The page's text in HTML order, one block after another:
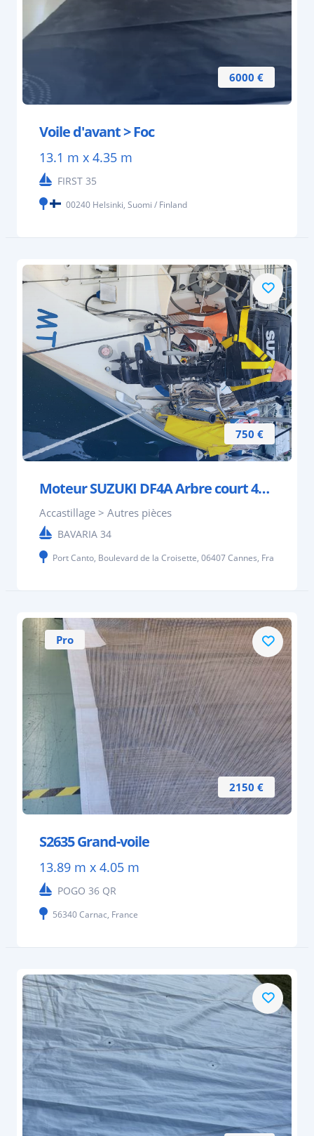
6000 €
Voile d'avant > Foc
13.1 m x 4.35 m
FIRST 35
00240 Helsinki, Suomi / Finland
750 €
Moteur SUZUKI DF4A Arbre court 4cv état neuf 2023
Accastillage > Autres pièces
BAVARIA 34
Port Canto, Boulevard de la Croisette, 06407 Cannes, France
2150 €
Pro
S2635 Grand-voile
13.89 m x 4.05 m
POGO 36 QR
56340 Carnac, France